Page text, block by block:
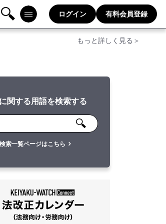
検
メニ
ログイン 有料会員登録
もっと詳しく見る＞
関する用語を検索する
検索一覧ページはこちら